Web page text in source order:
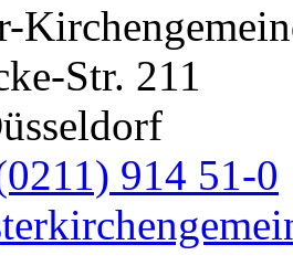
Str. 211
914 51-0